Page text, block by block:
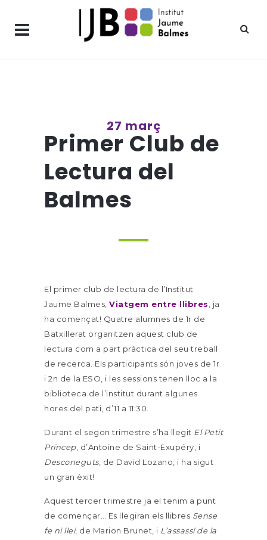
27 març
Primer Club de
Lectura del
Balmes
El primer club de lectura de l’Institut
Jaume Balmes, Viatgem entre llibres , ja
ha començat! Quatre alumnes de 1r de
Batxillerat organitzen aquest club de
lectura com a part pràctica del seu treball
de recerca. Els participants són joves de 1r
i 2n de la ESO, i les sessions tenen lloc a la
biblioteca de l’institut durant algunes
hores del pati, d’11 a 11:30.
Durant el segon trimestre s’ha llegit El Petit
Príncep, d’Antoine de Saint-Exupéry, i
Desconeguts, de David Lozano, i ha sigut
un gran èxit!
Aquest tercer trimestre ja el tenim a punt
de començar… Es llegiran els llibres Sense
fe ni llei, de Marion Brunet, i L’assassí de la